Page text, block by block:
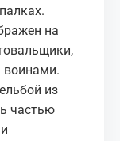
на
воинами.
из
частью